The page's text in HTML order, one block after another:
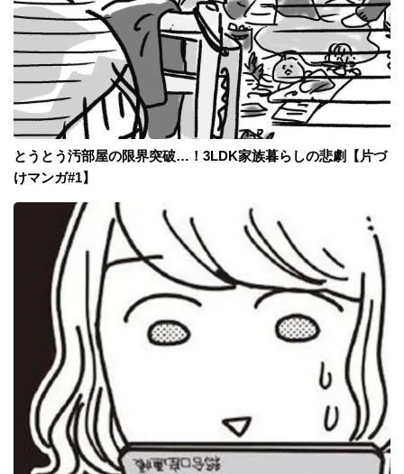
とうとう汚部屋の限界突破…！3LDK家族暮らしの悲劇【片づ
けマンガ#1】